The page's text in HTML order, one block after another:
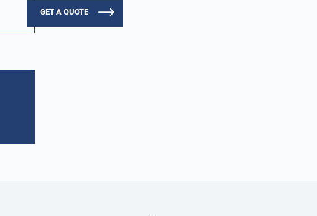
GET A QUOTE